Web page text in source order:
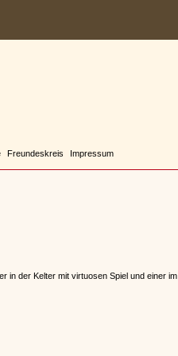
Freundeskreis Impressum
in der Kelter mit virtuosen Spiel und einer im